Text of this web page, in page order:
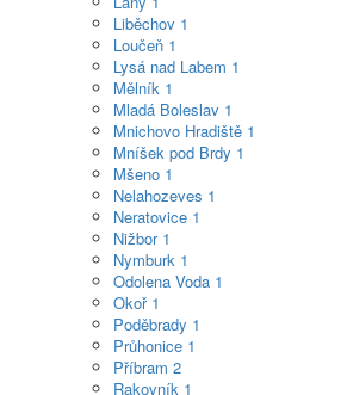
Liběchov 1
Loučeň 1
Lysá nad Labem 1
Mělník 1
Mladá Boleslav 1
Mnichovo Hradiště 1
Mníšek pod Brdy 1
Mšeno 1
Nelahozeves 1
Neratovice 1
Nižbor 1
Nymburk 1
Odolena Voda 1
Okoř 1
Poděbrady 1
Průhonice 1
Příbram 2
Rakovník 1